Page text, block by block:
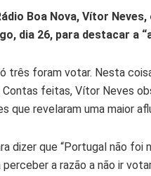
Boa Nova, Vítor
dia 26, para destacar a
três foram votar. Nesta
Contas feitas, Vítor Neves
que revelaram uma maior
dizer que “Portugal não
a razão a não ir